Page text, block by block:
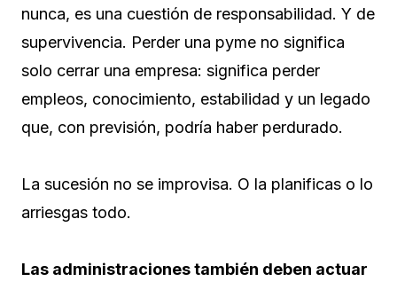
nunca, es una cuestión de responsabilidad. Y de
supervivencia. Perder una pyme no significa
solo cerrar una empresa: significa perder
empleos, conocimiento, estabilidad y un legado
que, con previsión, podría haber perdurado.
La sucesión no se improvisa. O la planificas o lo
arriesgas todo.
Las administraciones también deben actuar